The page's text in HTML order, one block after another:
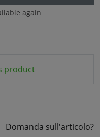
again
product
Domanda sull'articolo?